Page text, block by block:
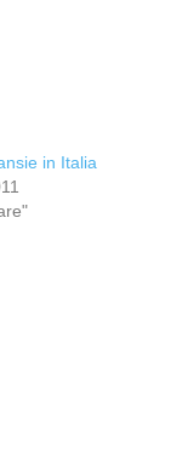
in Italia